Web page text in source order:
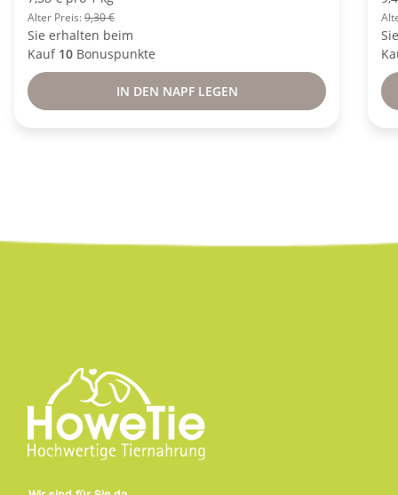
Alter Preis:9,30 €
Sie erhalten beim
Kauf 10 Bonuspunkte
IN DEN NAPF LEGEN